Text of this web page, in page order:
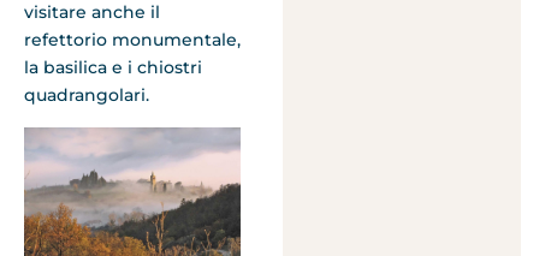
visitare anche il
refettorio monumentale,
la basilica e i chiostri
quadrangolari.